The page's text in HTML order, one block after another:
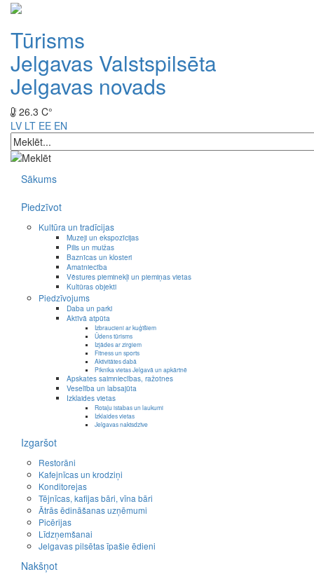
Tūrisms
Jelgavas Valstspilsēta
Jelgavas novads
26.3 C°
LV LT EE EN
Sākums
Piedzīvot
Kultūra un tradīcijas
Muzeji un ekspozīcijas
Pilis un muižas
Baznīcas un klosteri
Amatniecība
Vēstures pieminekļi un piemiņas vietas
Kultūras objekti
Piedzīvojums
Daba un parki
Aktīvā atpūta
Izbraucieni ar kuģīšiem
Ūdens tūrisms
Izjādes ar zirgiem
Fitness un sports
Aktivitātes dabā
Piknika vietas Jelgavā un apkārtnē
Apskates saimniecības, ražotnes
Veselība un labsajūta
Izklaides vietas
Rotaļu istabas un laukumi
Izklaides vietas
Jelgavas naktsdzīve
Izgaršot
Restorāni
Kafejnīcas un krodziņi
Konditorejas
Tējnīcas, kafijas bāri, vīna bāri
Ātrās ēdināšanas uzņēmumi
Picērijas
Līdzņemšanai
Jelgavas pilsētas īpašie ēdieni
Nakšņot